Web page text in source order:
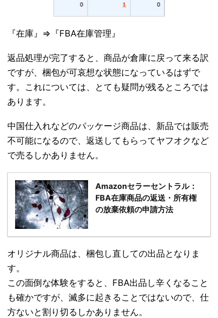
『在庫』⇒『FBA在庫管理』
返品処理が完了すると、商品が倉庫に戻って来る訳
ですが、梱包が可哀想な状態になっているはずで
す。これについては、とても疑問が残るところでは
あります。
中国仕入れなどのパッケージ商品は、新品では販売
不可能になるので、返送してもらってヤフオクなど
で売るしかありません。
Amazonセラーセントラル：
FBA在庫商品の返送・所有権
の放棄依頼の申請方法
オリジナル商品は、梱包し直しての出品となりま
す。
この面倒な体験をすると、FBA出品し辛くなること
も確かですが、滅多に起きることではないので、仕
方ないと割り切るしかありません。